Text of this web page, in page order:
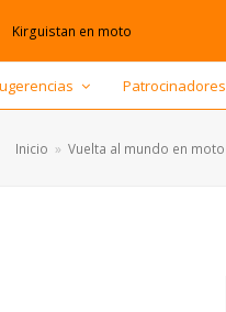
Kirguistan en moto
Patrocinadores
Inicio » Vuelta al mundo en moto